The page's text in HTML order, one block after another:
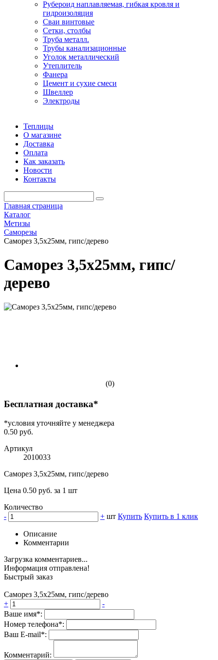
Рубероид наплавляемая, гибкая кровля и
гидроизоляция
Сваи винтовые
Сетки, столбы
Труба металл.
Трубы канализационные
Уголок металлический
Утеплитель
Фанера
Цемент и сухие смеси
Швеллер
Электроды
Теплицы
О магазине
Доставка
Оплата
Как заказать
Новости
Контакты
Главная страница
Каталог
Метизы
Саморезы
Саморез 3,5х25мм, гипс/дерево
Саморез 3,5х25мм, гипс/
дерево
(0)
Бесплатная доставка*
*условия уточняйте у менеджера
0.50 руб.
Артикул
2010033
Саморез 3,5х25мм, гипс/дерево
Цена 0.50 руб. за 1 шт
Количество
-
+ шт Купить Купить в 1 клик
Описание
Комментарии
Загрузка комментариев...
Информация отправлена!
Быстрый заказ
Саморез 3,5х25мм, гипс/дерево
+
-
Ваше имя*:
Номер телефона*:
Ваш E-mail*:
Комментарий: